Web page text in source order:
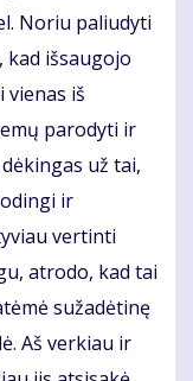
Noriu paliudyti
kad išsaugojo
vienas iš
parodyti ir
už tai,
ir
vertinti
atrodo, kad tai
sužadėtinę
Aš verkiau ir